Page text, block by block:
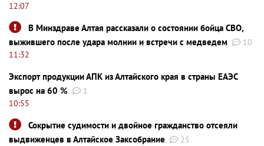
12:07
В Минздраве Алтая рассказали о состоянии бойца СВО,
выжившего после удара молнии и встречи с медведем
10
11:32
Экспорт продукции АПК из Алтайского края в страны ЕАЭС
вырос на 60 %
1
10:55
Сокрытие судимости и двойное гражданство отсеяли
выдвиженцев в Алтайское Заксобрание
25